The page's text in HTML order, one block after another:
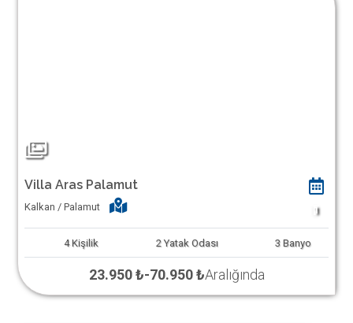
Villa Aras Palamut
Kalkan / Palamut 1
4 Kişilik 2 Yatak Odası 3 Banyo
23.950 ₺-70.950 ₺Aralığında